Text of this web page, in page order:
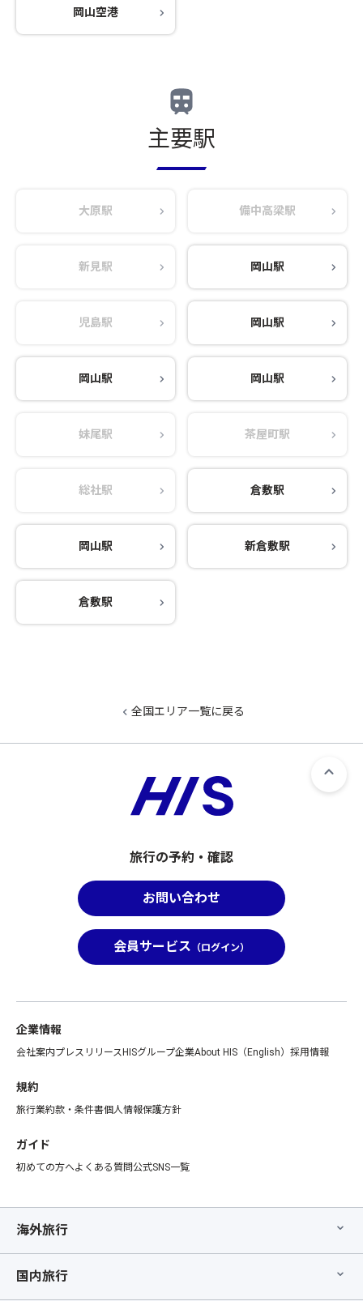
岡山空港
主要駅
大原駅 備中高梁駅
新見駅 岡山駅
児島駅 岡山駅
岡山駅 岡山駅
妹尾駅 茶屋町駅
総社駅 倉敷駅
岡山駅 新倉敷駅
倉敷駅
全国エリア一覧に戻る
旅行の予約・確認
お問い合わせ
会員サービス （ログイン）
企業情報
会社案内プレスリリース HISグループ企業About HIS（English） 採用情報
規約
旅行業約款・条件書個人情報保護方針
ガイド
初めての方へよくある質問公式SNS一覧
海外旅行
国内旅行